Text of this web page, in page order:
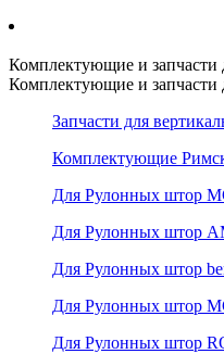
Комплектующие и
Комплектующие и
Запчасти для
Комплектующие
Для Рулонных штор
Для Рулонных штор
Для Рулонных штор
Для Рулонных штор
Для Рулонных штор